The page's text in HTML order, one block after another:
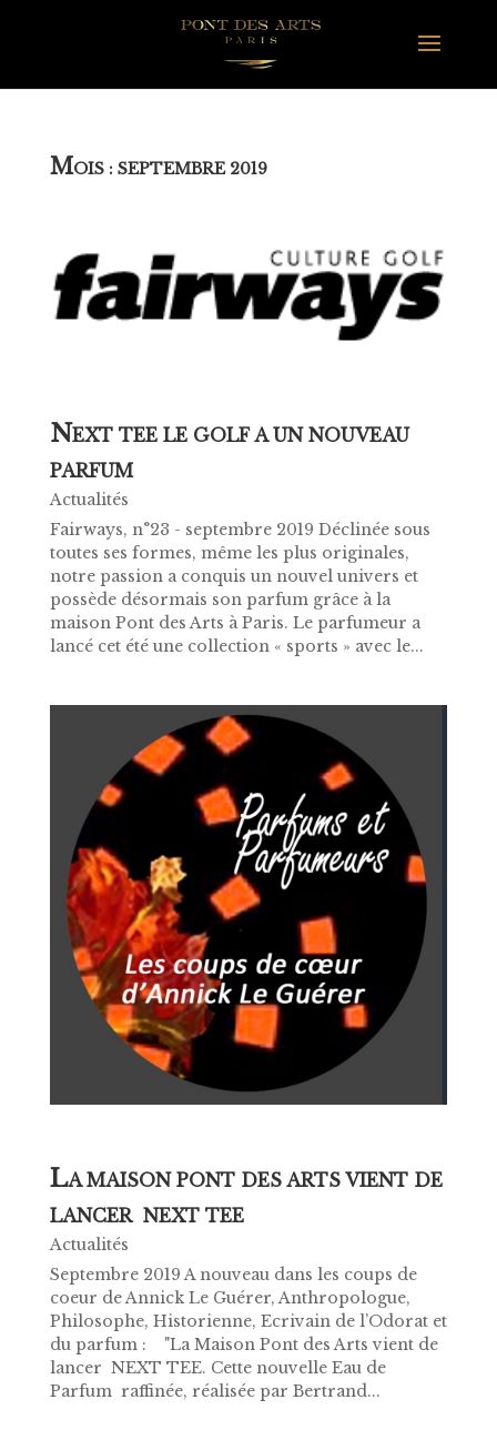
MOIS : SEPTEMBRE 2019
NEXT TEE LE GOLF A UN NOUVEAU
PARFUM
Actualités
Fairways, n°23 - septembre 2019 Déclinée sous
toutes ses formes, même les plus originales,
notre passion a conquis un nouvel univers et
possède désormais son parfum grâce à la
maison Pont des Arts à Paris. Le parfumeur a
lancé cet été une collection « sports » avec le...
LA MAISON PONT DES ARTS VIENT DE
LANCER NEXT TEE
Actualités
Septembre 2019 A nouveau dans les coups de
coeur de Annick Le Guérer, Anthropologue,
Philosophe, Historienne, Ecrivain de l’Odorat et
du parfum : "La Maison Pont des Arts vient de
lancer NEXT TEE. Cette nouvelle Eau de
Parfum raffinée, réalisée par Bertrand...